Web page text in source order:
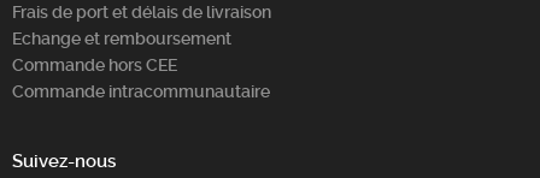
Frais de port et délais de livraison
Echange et remboursement
Commande hors CEE
Commande intracommunautaire
Suivez-nous